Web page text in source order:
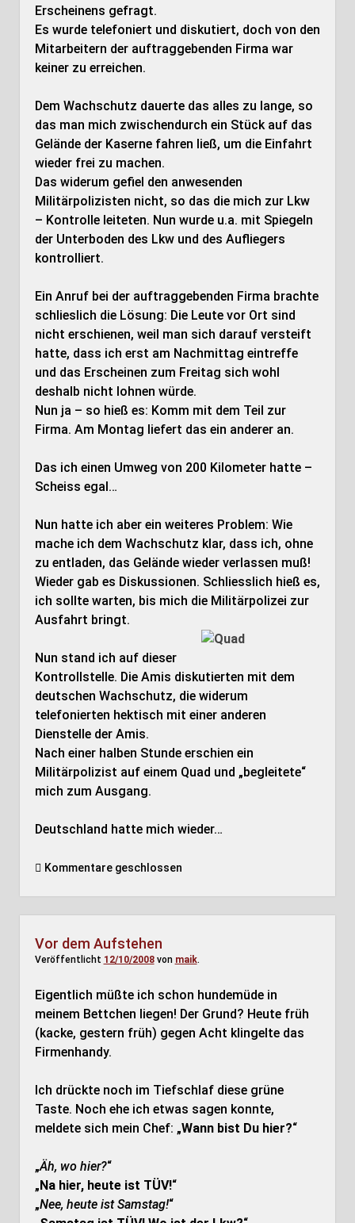
Erscheinens gefragt.
Es wurde telefoniert und diskutiert, doch von den
Mitarbeitern der auftraggebenden Firma war
keiner zu erreichen.
Dem Wachschutz dauerte das alles zu lange, so
das man mich zwischendurch ein Stück auf das
Gelände der Kaserne fahren ließ, um die Einfahrt
wieder frei zu machen.
Das widerum gefiel den anwesenden
Militärpolizisten nicht, so das die mich zur Lkw
– Kontrolle leiteten. Nun wurde u.a. mit Spiegeln
der Unterboden des Lkw und des Aufliegers
kontrolliert.
Ein Anruf bei der auftraggebenden Firma brachte
schlieslich die Lösung: Die Leute vor Ort sind
nicht erschienen, weil man sich darauf versteift
hatte, dass ich erst am Nachmittag eintreffe
und das Erscheinen zum Freitag sich wohl
deshalb nicht lohnen würde.
Nun ja – so hieß es: Komm mit dem Teil zur
Firma. Am Montag liefert das ein anderer an.
Das ich einen Umweg von 200 Kilometer hatte –
Scheiss egal…
Nun hatte ich aber ein weiteres Problem: Wie
mache ich dem Wachschutz klar, dass ich, ohne
zu entladen, das Gelände wieder verlassen muß!
Wieder gab es Diskussionen. Schliesslich hieß es,
ich sollte warten, bis mich die Militärpolizei zur
Ausfahrt bringt.
Nun stand ich auf dieser
Kontrollstelle. Die Amis diskutierten mit dem
deutschen Wachschutz, die widerum
telefonierten hektisch mit einer anderen
Dienstelle der Amis.
Nach einer halben Stunde erschien ein
Militärpolizist auf einem Quad und „begleitete“
mich zum Ausgang.
Deutschland hatte mich wieder…
Kommentare geschlossen
Vor dem Aufstehen
Veröffentlicht 12/10/2008von maik.
Eigentlich müßte ich schon hundemüde in
meinem Bettchen liegen! Der Grund? Heute früh
(kacke, gestern früh) gegen Acht klingelte das
Firmenhandy.
Ich drückte noch im Tiefschlaf diese grüne
Taste. Noch ehe ich etwas sagen konnte,
meldete sich mein Chef: „Wann bist Du hier?“
„Äh, wo hier?“
„Na hier, heute ist TÜV!“
„Nee, heute ist Samstag!“